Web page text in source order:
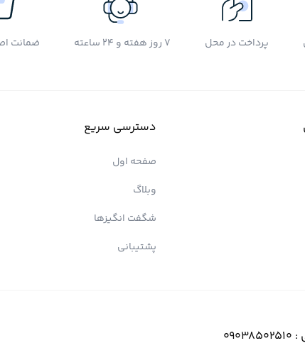
پرداخت در محل 7 روز هفته و 24 ساعته ضمانت
دسترسی سریع
صفحه اول
وبلاگ
شگفت انگیزها
پشتیبانی
:
09038502510